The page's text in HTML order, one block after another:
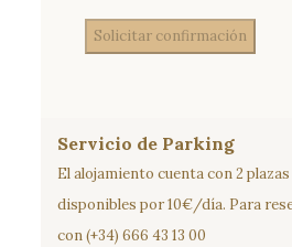
Solicitar confirmación
Servicio de Parking
El alojamiento cuenta con 2
disponibles por 10€/día. Para
con (+34) 666 43 13 00